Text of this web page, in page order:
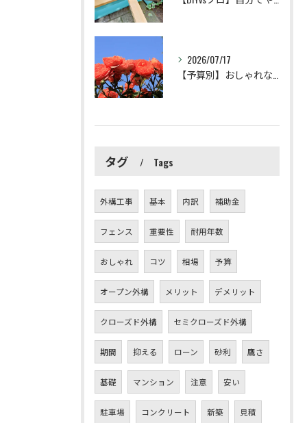
2026/07/17
タグ Tags
外構工事 基本 内訳 補助金
フェンス 重要性 耐用年数
おしゃれ コツ 相場 予算
オープン外構 メリット デメリット
クローズド外構 セミクローズド外構
期間 抑える ローン 砂利 鷹さ
基礎 マンション 注意 安い
駐車場 コンクリート 新築 見積